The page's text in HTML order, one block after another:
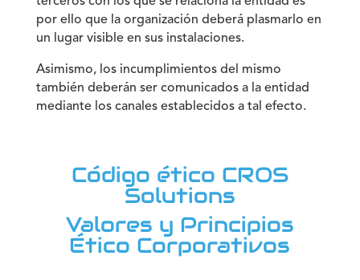
por ello que la organización deberá plasmarlo en
un lugar visible en sus instalaciones.
Asimismo, los incumplimientos del mismo
también deberán ser comunicados a la entidad
mediante los canales establecidos a tal efecto.
Código ético CROS
Solutions
Valores y Principios
Ético Corporativos